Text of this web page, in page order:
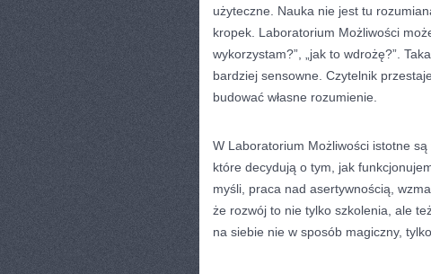
użyteczne. Nauka nie jest tu
kropek. Laboratorium Możliwości
wykorzystam?”, „jak to wdrożę?”.
bardziej sensowne. Czytelnik
budować własne rozumienie.
W Laboratorium Możliwości istotne są
które decydują o tym, jak
myśli, praca nad asertywnością,
że rozwój to nie tylko szkolenia, ale
na siebie nie w sposób magiczny,